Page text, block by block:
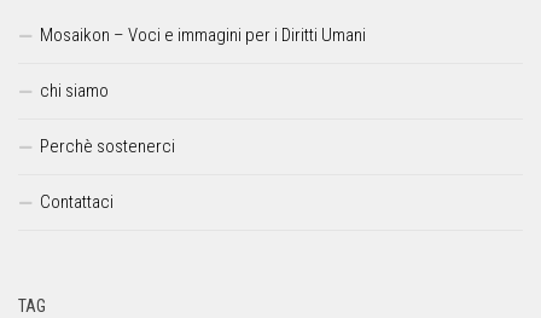
Mosaikon – Voci e immagini per i Diritti Umani
chi siamo
Perchè sostenerci
Contattaci
TAG